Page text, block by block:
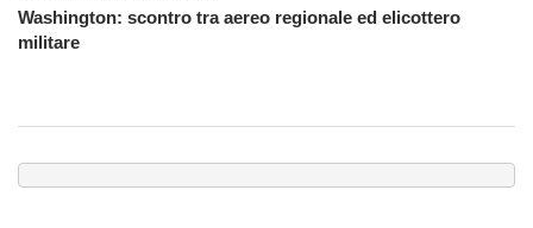
Washington: scontro tra aereo regionale ed elicottero
militare